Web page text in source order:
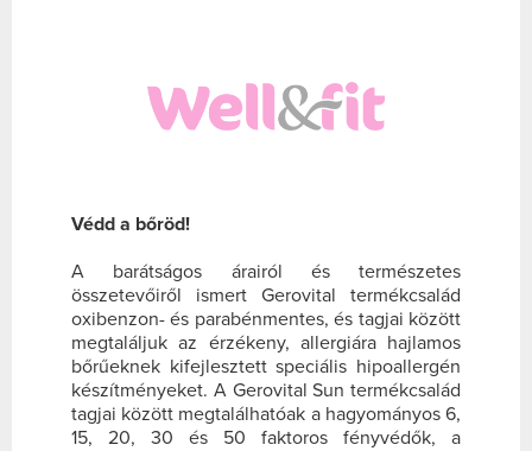
Védd a bőröd!
A barátságos árairól és természetes
összetevőiről ismert Gerovital termékcsalád
oxibenzon- és parabénmentes, és tagjai között
megtaláljuk az érzékeny, allergiára hajlamos
bőrűeknek kifejlesztett speciális hipoallergén
készítményeket. A Gerovital Sun termékcsalád
tagjai között megtalálhatóak a hagyományos 6,
15, 20, 30 és 50 faktoros fényvédők, a